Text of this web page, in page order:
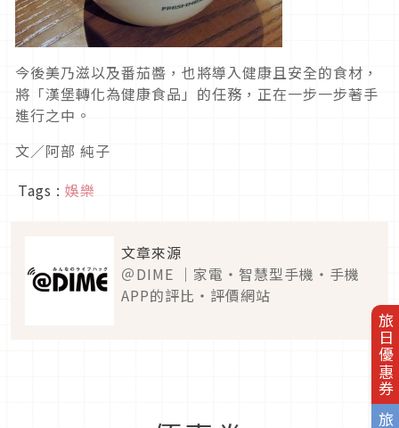
旅日優惠券
今後美乃滋以及番茄醬，也將導入健康且安全的食材，
將「漢堡轉化為健康食品」的任務，正在一步一步著手
進行之中。
文／阿部 純子
Tags : 娛樂
文章來源
＠DIME ｜家電・智慧型手機・手機
APP的評比・評價網站